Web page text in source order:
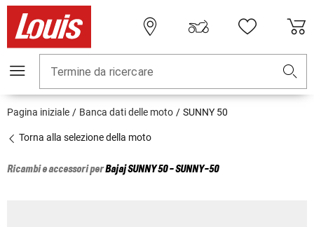
Termine da ricercare
Pagina iniziale Banca dati delle moto SUNNY 50
Torna alla selezione della moto
Ricambi e accessori perBajajSUNNY 50 - SUNNY-50